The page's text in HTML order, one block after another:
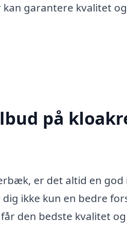
garantere kvalitet
på
er det altid en
ikke kun en bedre
den bedste kvalitet